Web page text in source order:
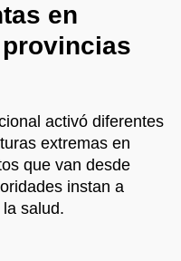
en
activó diferentes
extremas en
que van desde
instan a
salud.